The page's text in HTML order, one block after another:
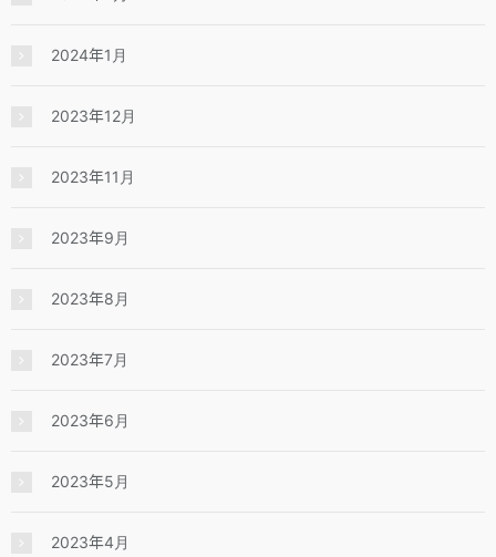
2024年1月
2023年12月
2023年11月
2023年9月
2023年8月
2023年7月
2023年6月
2023年5月
2023年4月